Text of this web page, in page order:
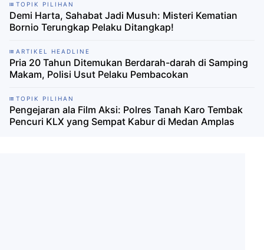
TOPIK PILIHAN
Demi Harta, Sahabat Jadi Musuh: Misteri Kematian
Bornio Terungkap Pelaku Ditangkap!
ARTIKEL HEADLINE
Pria 20 Tahun Ditemukan Berdarah-darah di Samping
Makam, Polisi Usut Pelaku Pembacokan
TOPIK PILIHAN
Pengejaran ala Film Aksi: Polres Tanah Karo Tembak
Pencuri KLX yang Sempat Kabur di Medan Amplas